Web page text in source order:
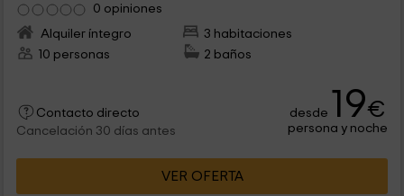
0 opiniones
Alquiler íntegro
3 habitaciones
10 personas
2 baños
Contacto directo
Cancelación 30 días antes
desde 19€
persona y noche
VER OFERTA